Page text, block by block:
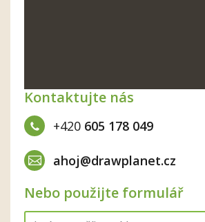
Kontaktujte nás
+420 605 178 049
ahoj@drawplanet.cz
Nebo použijte formulář